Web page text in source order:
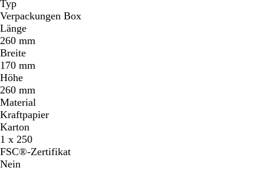
Typ
Verpackungen Box
Länge
260 mm
Breite
170 mm
Höhe
260 mm
Material
Kraftpapier
Karton
1 x 250
FSC®-Zertifikat
Nein